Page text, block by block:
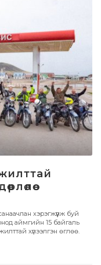
хэрэгжүүлж буй
аймгийн 15 байгаль
хүлээлгэн өглөө.